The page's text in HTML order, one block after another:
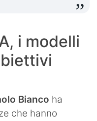
i modelli
Bianco ha
che hanno